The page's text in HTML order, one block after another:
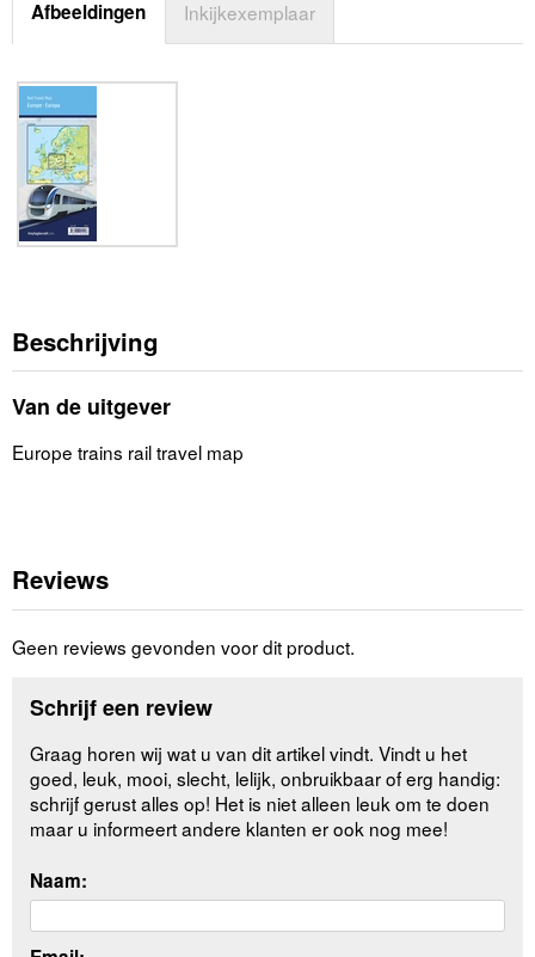
Afbeeldingen Inkijkexemplaar
Beschrijving
Van de uitgever
Europe trains rail travel map
Reviews
Geen reviews gevonden voor dit product.
Schrijf een review
Graag horen wij wat u van dit artikel vindt. Vindt u het
goed, leuk, mooi, slecht, lelijk, onbruikbaar of erg handig:
schrijf gerust alles op! Het is niet alleen leuk om te doen
maar u informeert andere klanten er ook nog mee!
Naam: